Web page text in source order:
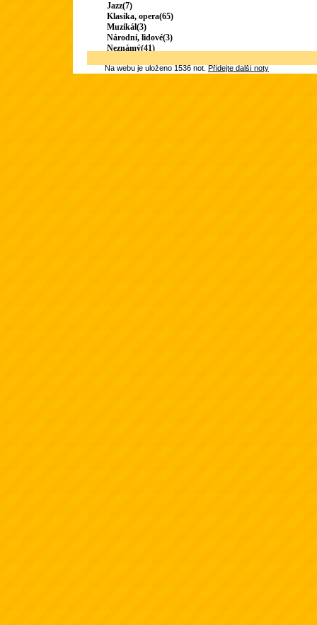
Jazz(7)
Klasika, opera(65)
Muzikál(3)
Národní, lidové(3)
Neznámý(41)
Na webu je uloženo 1536 not.Přidejte další noty